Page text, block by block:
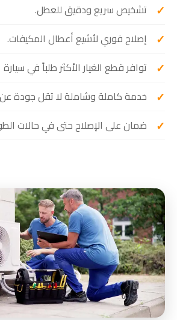
تشخيص سريع ودقيق للعطل.
إصلاح فوري لأشيع أعطال المكيفات.
توافر قطع الغيار الأكثر طلباً في
خدمة كاملة وشاملة لا تقل جودة عن
ضمان على الإصلاح حتى في حالات